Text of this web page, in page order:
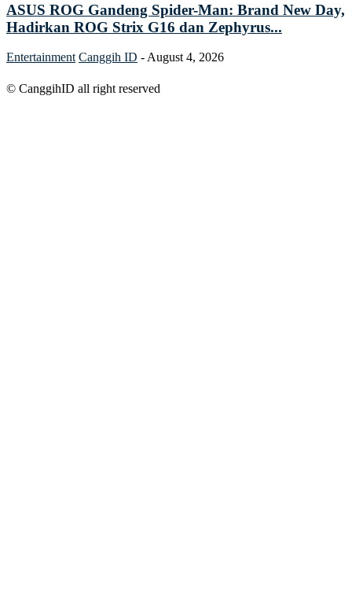
ASUS ROG Gandeng Spider-Man: Brand New Day,
Hadirkan ROG Strix G16 dan Zephyrus...
Entertainment Canggih ID -August 4, 2026
© CanggihID all right reserved